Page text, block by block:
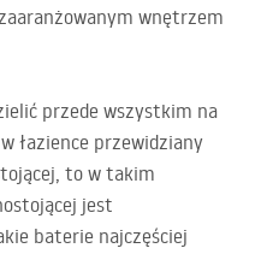
wnętrzem
przede wszystkim na
łazience przewidziany
to w takim
jest
baterie najczęściej